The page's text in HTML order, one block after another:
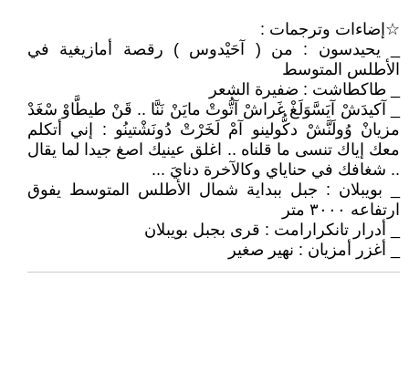
☆إضاءات وترجمات :
_ يحيدسون : من ( آحَيْدوس ) رقصة أمازيغية في
الأطلس المتوسط
_ طاكطاشت : ضفيرة الشعر
_ آكيدَشْ آيَسَّوَلَغْ غَراشْ آتُّوتْ مايَنْ نَنَّا .. قَنْ طيطَّاوْ سْغَدْ
مزيانْ وُولَنَّشْ دكُّولينو آمْ لَخَرْتْ دُونَشْتينُو : إني أتكلم
معك إياك تنسى ما قلناه .. اغلق عينيك اصغ جيدا لما يقال
.. شغافك في حناياي وكالآخرة دنايَ ...
_ بويبلان : جبل ببداية شمال الأطلس المتوسط يفوق
ارتفاعه ٣٠٠٠ متر
_ أدرار تانكرارامت : قرى بجبل بويبلان
_ أغزر أمزيان : نهير صغير